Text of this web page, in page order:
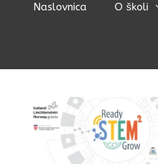
Naslovnica O školi